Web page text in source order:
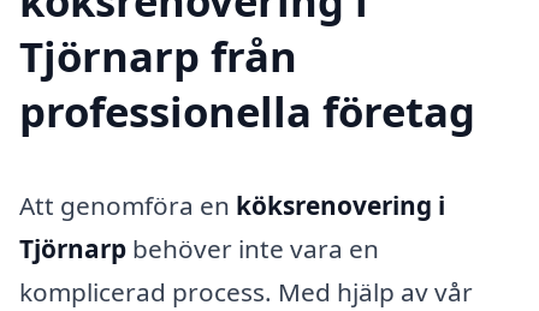
Tjörnarp från
professionella företag
Att genomföra en köksrenovering i
Tjörnarp behöver inte vara en
komplicerad process. Med hjälp av vår